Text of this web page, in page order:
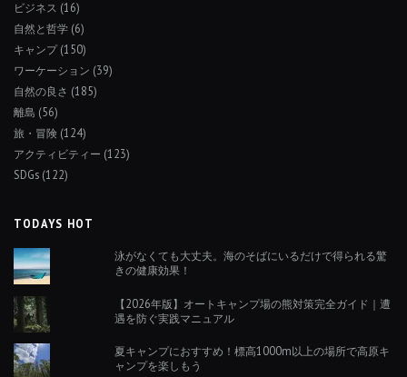
ビジネス (16)
自然と哲学 (6)
キャンプ(150)
ワーケーション (39)
自然の良さ (185)
離島 (56)
旅・冒険 (124)
アクティビティー (123)
SDGs (122)
TODAYS HOT
泳がなくても大丈夫。海のそばにいるだけで得られる驚
きの健康効果！
【2026年版】オートキャンプ場の熊対策完全ガイド｜遭
遇を防ぐ実践マニュアル
夏キャンプにおすすめ！標高1000m以上の場所で高原キ
ャンプを楽しもう